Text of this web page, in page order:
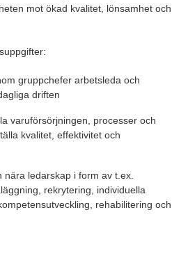
mot ökad kvalitet, lönsamhet och
gruppchefer arbetsleda och
driften
varuförsörjningen, processer och
kvalitet, effektivitet och
nära ledarskap i form av t.ex.
rekrytering, individuella
rehabilitering och